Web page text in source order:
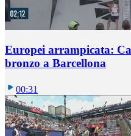
Europei arrampicata:
bronzo a Barcellona
00:31